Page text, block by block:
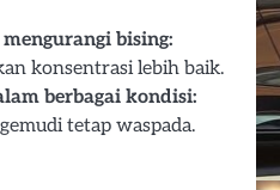
bising:
konsentrasi lebih baik.
berbagai kondisi:
tetap waspada.